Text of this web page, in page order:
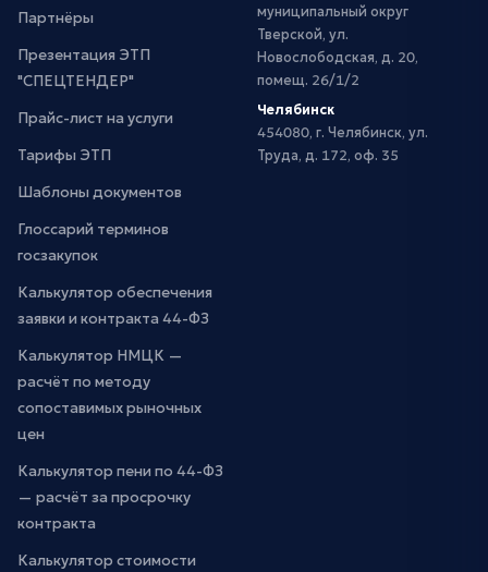
Партнёры
Презентация ЭТП
"СПЕЦТЕНДЕР"
Прайс-лист на услуги
Тарифы ЭТП
Шаблоны документов
Глоссарий терминов
госзакупок
Калькулятор обеспечения
заявки и контракта 44-ФЗ
Калькулятор НМЦК —
расчёт по методу
сопоставимых рыночных
цен
Калькулятор пени по 44-ФЗ
— расчёт за просрочку
контракта
Калькулятор стоимости
муниципальный округ
Тверской, ул.
Новослободская, д. 20,
помещ. 26/1/2
Челябинск
454080, г. Челябинск, ул.
Труда, д. 172, оф. 35